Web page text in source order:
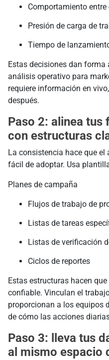
Comportamiento
Presión de carga de
Tiempo de
Estas decisiones dan
análisis operativo para
requiere información en
después.
Paso 2: alinea tus
con estructuras
La consistencia hace que
fácil de adoptar. Usa
Planes de campaña
Flujos de trabajo de
Listas de tareas
Listas de verificación
Ciclos de reportes
Estas estructuras hacen
confiable. Vinculan el
proporcionan a los equipos
de cómo las acciones
Paso 3: lleva tus
al mismo espacio